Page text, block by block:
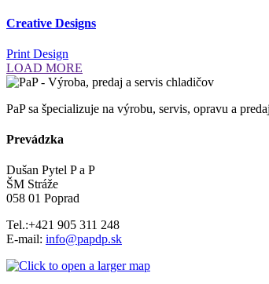
Creative Designs
Print Design
LOAD MORE
PaP sa špecializuje na výrobu, servis, opravu a
Prevádzka
Dušan Pytel P a P
ŠM Stráže
058 01 Poprad
Tel.:+421 905 311 248
E-mail: info@papdp.sk